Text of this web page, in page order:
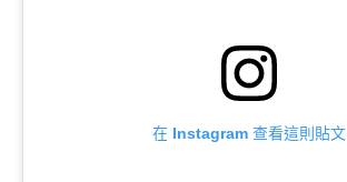
在 Instagram 查看這則貼文